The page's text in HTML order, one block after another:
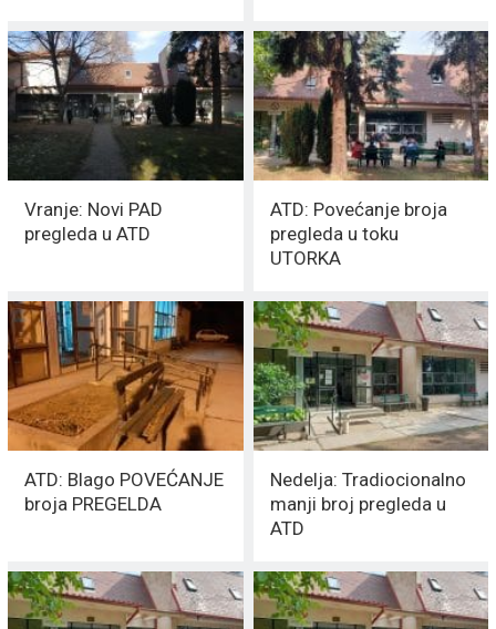
Vranje: Novi PAD
pregleda u ATD
ATD: Povećanje broja
pregleda u toku
UTORKA
ATD: Blago POVEĆANJE
broja PREGELDA
Nedelja: Tradiocionalno
manji broj pregleda u
ATD